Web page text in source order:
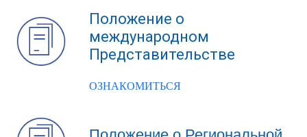
Положение о
международном
Представительстве
ОЗНАКОМИТЬСЯ